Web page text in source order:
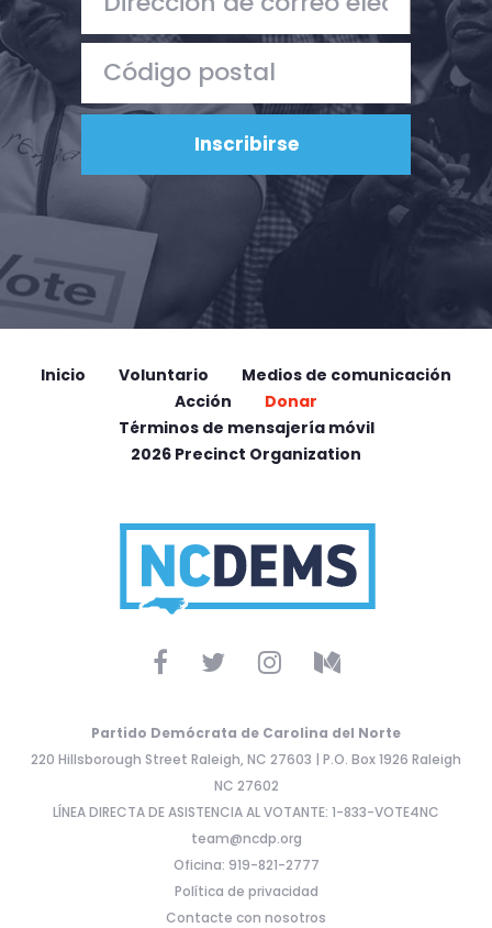
Inicio Voluntario
Medios de comunicación
Acción
Donar
Términos de mensajería móvil
2026 Precinct Organization
Partido Demócrata de Carolina del Norte
220 Hillsborough Street Raleigh, NC 27603 | P.O. Box 1926 Raleigh
NC 27602
LÍNEA DIRECTA DE ASISTENCIA AL VOTANTE: 1-833-VOTE4NC
team@ncdp.org
Oficina: 919-821-2777
Política de privacidad
Contacte con nosotros